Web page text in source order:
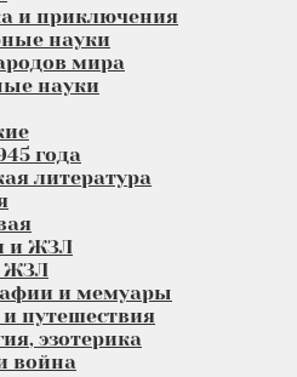
и приключения
науки
мира
науки
года
литература
и ЖЗЛ
ЖЗЛ
и мемуары
путешествия
эзотерика
война